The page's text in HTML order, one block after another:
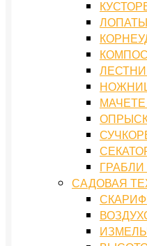
МАЧЕТЕ
САДОВАЯ